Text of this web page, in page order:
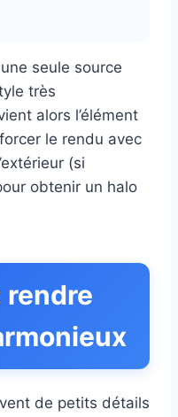
seule source
très
alors l’élément
le rendu avec
(si
obtenir un halo
rendre
de petits détails